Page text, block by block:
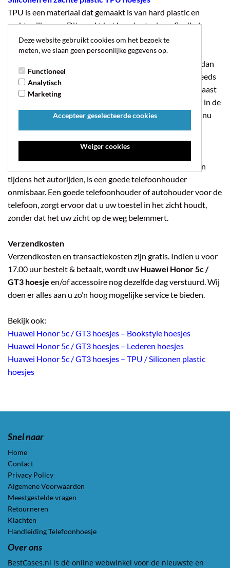
TPU is een materiaal dat gemaakt is van hard plastic en
zachte siliconen. Dit maakt het hoesje stevig en flexibel.
Autolader, oplader en powerbank
Omdat de batterijen van smartphones vaak niet langer dan
een dag mee gaan, wordt het opladen van je telefoon steeds
belangrijker. Eén in de tas, op je werk, in je auto en een naast
de bank in de woonkamer. Het is handig om een oplader in de
buurt te hebben omdat we tegenwoordig allemaal continu
Om veilig gebruik te maken van navigatie op uw telefoon
tijdens het autorijden, is een goede telefoonhouder
onmisbaar. Een goede telefoonhouder of autohouder voor de
telefoon, zorgt ervoor dat u uw toestel in het zicht houdt,
zonder dat het uw zicht op de weg belemmert.
Verzendkosten
Verzendkosten en transactiekosten zijn gratis. Indien u voor
17.00 uur bestelt & betaalt, wordt uw Huawei Honor 5c /
GT3 hoesje en/of accessoire nog dezelfde dag verstuurd. Wij
doen er alles aan u zo’n hoog mogelijke service te bieden.
Bekijk ook:
Huawei Honor 5c / GT3 hoesjes – Bookstyle hoesjes
Huawei Honor 5c / GT3 hoesjes – Lederen hoesjes
Huawei Honor 5c / GT3 hoesjes – TPU / Siliconen plastic
hoesjes
Snel naar
Home
Contact
Privacy Policy
Algemene Voorwaarden
Meestgestelde vragen
Retourneren
Klachten
Handleiding Telefoonhoesje
Over ons
BestCases.nl is dé online webwinkel voor de nieuwste en
Deze website gebruikt cookies om het bezoek te
meten, we slaan geen persoonlijke gegevens op.
Functioneel
Analytisch
Marketing
Accepteer geselecteerde cookies
Weiger cookies